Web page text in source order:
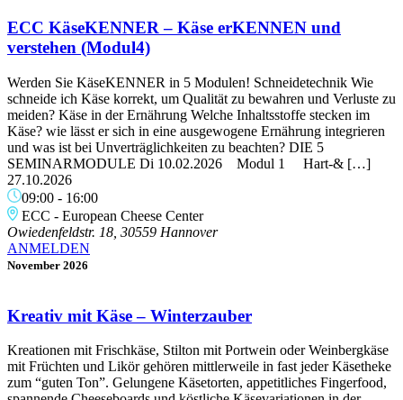
ECC KäseKENNER – Käse erKENNEN und
verstehen (Modul4)
Werden Sie KäseKENNER in 5 Modulen! Schneidetechnik Wie
schneide ich Käse korrekt, um Qualität zu bewahren und Verluste zu
meiden? Käse in der Ernährung Welche Inhaltsstoffe stecken im
Käse? wie lässt er sich in eine ausgewogene Ernährung integrieren
und was ist bei Unverträglichkeiten zu beachten? DIE 5
SEMINARMODULE Di 10.02.2026 Modul 1 Hart-& […]
27.10.2026
09:00 - 16:00
ECC - European Cheese Center
Owiedenfeldstr. 18, 30559 Hannover
ANMELDEN
November 2026
Kreativ mit Käse – Winterzauber
Kreationen mit Frischkäse, Stilton mit Portwein oder Weinbergkäse
mit Früchten und Likör gehören mittlerweile in fast jeder Käsetheke
zum “guten Ton”. Gelungene Käsetorten, appetitliches Fingerfood,